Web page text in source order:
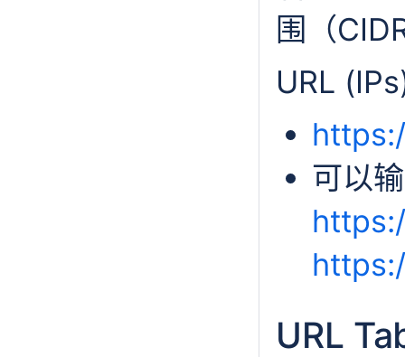
围（
URL
可以
URL